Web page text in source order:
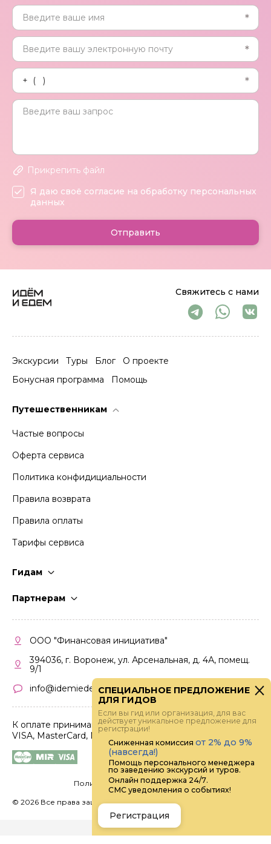
Свяжитесь с нами
Экскурсии Туры Блог
О проекте
Бонусная программа
Помощь
Путешественникам
Частые вопросы
Оферта сервиса
Политика конфидициальности
Правила возврата
Правила оплаты
Тарифы сервиса
Гидам
Партнерам
Кабинет партнера
Правила участия
ООО "Финансовая инициатива"
394036, г. Воронеж, ул. Арсенальная, д. 4А, помещ.
9/1
info@idemiedem.ru
К оплате принимаются карты
VISA, MasterCard, МИР
Политика конфиденциальности
© 2026 Все права защищены.
Прикрепить файл
Я даю своё согласие на обработку персональных
данных
Отправить
СПЕЦИАЛЬНОЕ ПРЕДЛОЖЕНИЕ
ДЛЯ ГИДОВ
Если вы гид или организация, для вас
действует уникальное предложение для
регистрации!
Сниженная комиссия от 2% до 9%
(навсегда!)
Помощь персонального менеджера
по заведению экскурсий и туров.
Онлайн поддержка 24/7.
СМС уведомления о событиях!
Регистрация